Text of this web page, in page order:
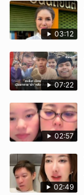
03:12
07:22
02:57
02:49